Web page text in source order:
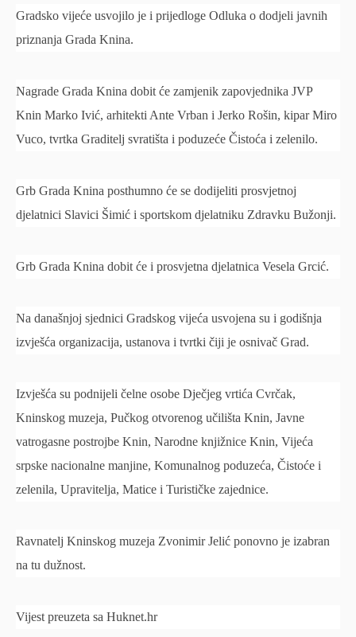
Gradsko vijeće usvojilo je i prijedloge Odluka o dodjeli javnih
priznanja Grada Knina.
Nagrade Grada Knina dobit će zamjenik zapovjednika JVP
Knin Marko Ivić, arhitekti Ante Vrban i Jerko Rošin, kipar Miro
Vuco, tvrtka Graditelj svratišta i poduzeće Čistoća i zelenilo.
Grb Grada Knina posthumno će se dodijeliti prosvjetnoj
djelatnici Slavici Šimić i sportskom djelatniku Zdravku Bužonji.
Grb Grada Knina dobit će i prosvjetna djelatnica Vesela Grcić.
Na današnjoj sjednici Gradskog vijeća usvojena su i godišnja
izvješća organizacija, ustanova i tvrtki čiji je osnivač Grad.
Izvješća su podnijeli čelne osobe Dječjeg vrtića Cvrčak,
Kninskog muzeja, Pučkog otvorenog učilišta Knin, Javne
vatrogasne postrojbe Knin, Narodne knjižnice Knin, Vijeća
srpske nacionalne manjine, Komunalnog poduzeća, Čistoće i
zelenila, Upravitelja, Matice i Turističke zajednice.
Ravnatelj Kninskog muzeja Zvonimir Jelić ponovno je izabran
na tu dužnost.
Vijest preuzeta sa Huknet.hr